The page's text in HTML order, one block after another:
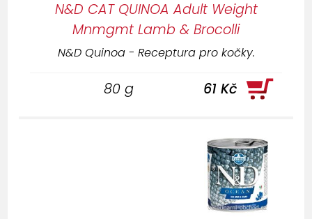
N&D CAT QUINOA Adult Weight
Mnmgmt Lamb & Brocolli
N&D Quinoa - Receptura pro kočky.
80 g 61 Kč